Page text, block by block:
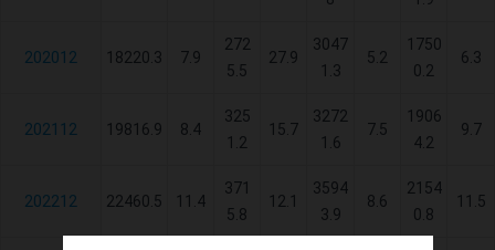
202012 18220.3 7.9
272
5.5
27.9
3047
1.3
5.2
1750
0.2
6.3
202112 19816.9 8.4
325
1.2
15.7
3272
1.6
7.5
1906
4.2
9.7
202212 22460.5 11.4
371
5.8
12.1
3594
3.9
8.6
2154
0.8
11.5